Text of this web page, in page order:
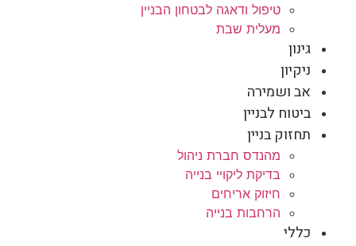
טיפול ודאגה לבטחון הבניין
מעלית שבת
גינון
ניקיון
אב ושמירה
ביטוח לבניין
תחזוק בניין
מהנדס חברת ניהול
בדיקת ליקויי בנייה
חיזוק אריחים
הרחבות בנייה
כללי